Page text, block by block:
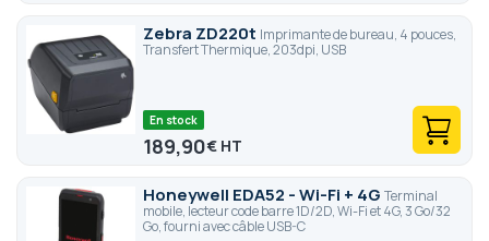
Zebra ZD220t Imprimante de bureau, 4 pouces,
Transfert Thermique, 203dpi, USB
En stock
189,90€
Honeywell EDA52 - Wi-Fi + 4G Terminal
mobile, lecteur code barre 1D/2D, Wi-Fi et 4G, 3 Go/32
Go, fourni avec câble USB-C